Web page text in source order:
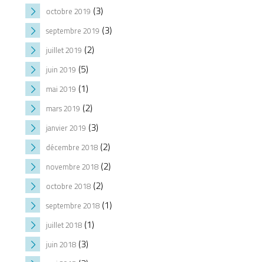
octobre 2019 (3)
septembre 2019 (3)
juillet 2019 (2)
juin 2019 (5)
mai 2019 (1)
mars 2019 (2)
janvier 2019 (3)
décembre 2018(2)
novembre 2018(2)
octobre 2018(2)
septembre 2018(1)
juillet 2018(1)
juin 2018(3)